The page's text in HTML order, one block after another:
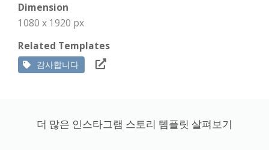
Dimension
1080 x 1920 px
Related Templates
감사합니다
더 많은 인스타그램 스토리 템플릿 살펴보기